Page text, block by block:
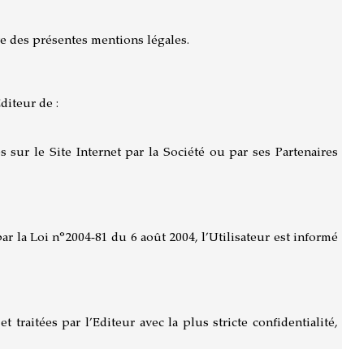
des présentes mentions légales.
de :
le Site Internet par la Société ou par ses Partenaires
la Loi n°2004-81 du 6 août 2004, l’Utilisateur est informé
traitées par l’Editeur avec la plus stricte confidentialité,